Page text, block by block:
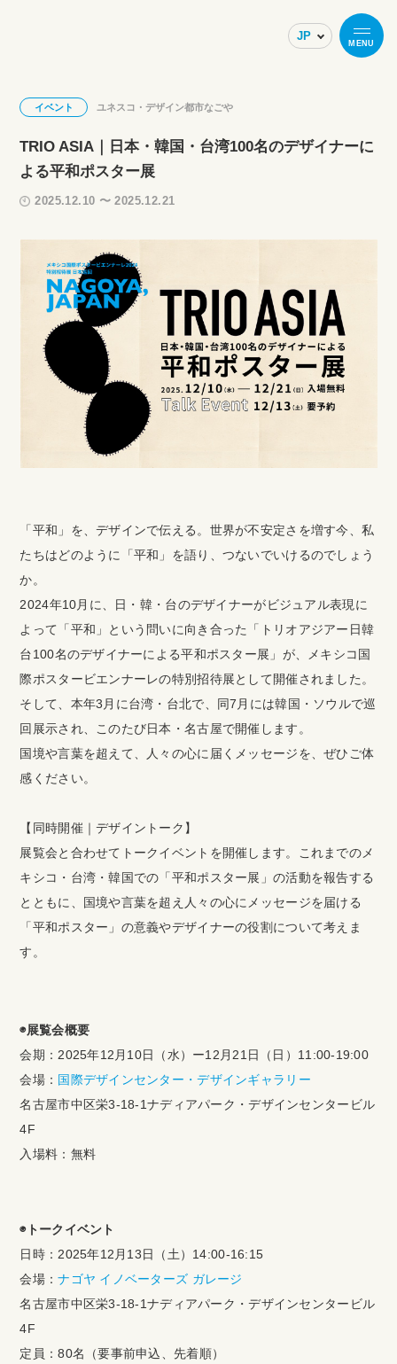
MENU
イベント ユネスコ・デザイン都市なごや
TRIO ASIA｜日本・韓国・台湾100名のデザイナーに
よる平和ポスター展
2025.12.10 〜 2025.12.21
「平和」を、デザインで伝える。世界が不安定さを増す今、私
たちはどのように「平和」を語り、つないでいけるのでしょう
か。
2024年10月に、日・韓・台のデザイナーがビジュアル表現に
よって「平和」という問いに向き合った「トリオアジアー日韓
台100名のデザイナーによる平和ポスター展」が、メキシコ国
際ポスタービエンナーレの特別招待展として開催されました。
そして、本年3月に台湾・台北で、同7月には韓国・ソウルで巡
回展示され、このたび日本・名古屋で開催します。
国境や言葉を超えて、人々の心に届くメッセージを、ぜひご体
感ください。
【同時開催｜デザイントーク】
展覧会と合わせてトークイベントを開催します。これまでのメ
キシコ・台湾・韓国での「平和ポスター展」の活動を報告する
とともに、国境や言葉を超え人々の心にメッセージを届ける
「平和ポスター」の意義やデザイナーの役割について考えま
す。
◉展覧会概要
会期：2025年12月10日（水）ー12月21日（日）11:00-19:00
会場： 国際デザインセンター・デザインギャラリー
名古屋市中区栄3-18-1ナディアパーク・デザインセンタービル
4F
入場料：無料
◉トークイベント
日時：2025年12月13日（土）14:00-16:15
会場：ナゴヤ イノベーターズ ガレージ
名古屋市中区栄3-18-1ナディアパーク・デザインセンタービル
4F
定員：80名（要事前申込、先着順）